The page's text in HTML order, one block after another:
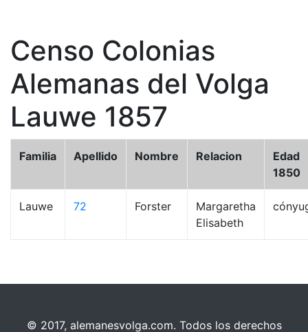
Censo Colonias
Alemanas del Volga
Lauwe 1857
Familia Apellido Nombre Relacion
Edad
1850
Lauwe 72 Forster
Margaretha
Elisabeth
© 2017, alemanesvolga.com. Todos los derechos